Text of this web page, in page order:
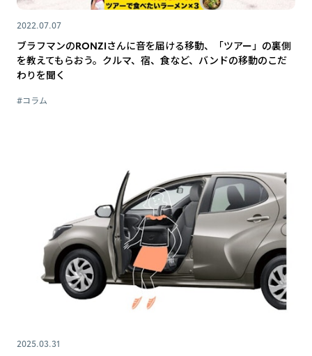
2022.07.07
ブラフマンのRONZIさんに音を届ける移動、「ツアー」の裏側
を教えてもらおう。クルマ、宿、食など、バンドの移動のこだ
わりを聞く
#コラム
2025.03.31